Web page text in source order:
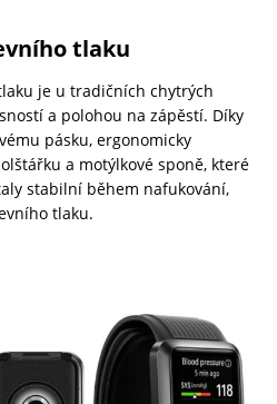
tlaku
je u tradičních chytrých
a polohou na zápěstí. Díky
pásku, ergonomicky
a motýlkové sponě, které
stabilní během nafukování,
tlaku.